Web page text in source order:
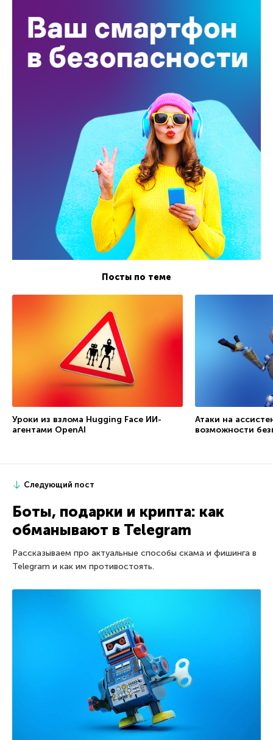
Посты по теме
Уроки из взлома Hugging Face ИИ-
агентами OpenAI
Атаки на
возможности
Следующий пост
Боты, подарки и крипта: как
обманывают в Telegram
Рассказываем про актуальные способы скама и фишинга в
Telegram и как им противостоять.